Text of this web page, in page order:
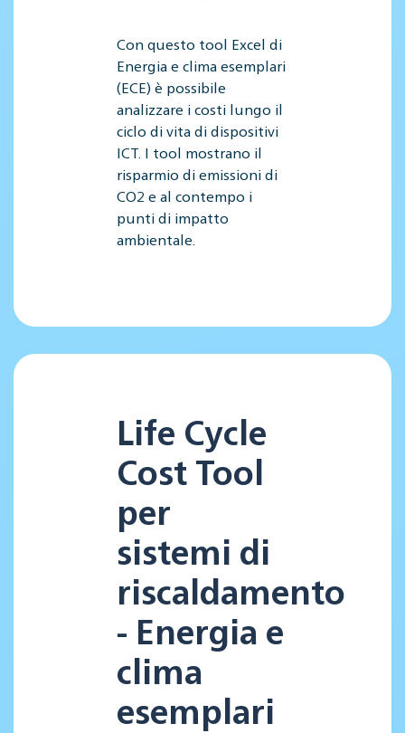
Con questo tool Excel di
Energia e clima esemplari
(ECE) è possibile
analizzare i costi lungo il
ciclo di vita di dispositivi
ICT. I tool mostrano il
risparmio di emissioni di
CO2 e al contempo i
punti di impatto
ambientale.
Life Cycle
Cost Tool
per
sistemi di
riscaldamento
- Energia e
clima
esemplari